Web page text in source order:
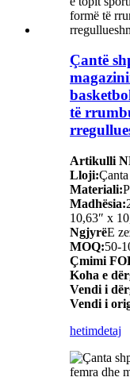
Çantë
të
Artikulli
Lloji:
Materiali:
Madhësia:
10,63″ x
NgjyrëE
MOQ:50-
Çmimi
Koha e
Vendi i
Vendi i
hetimdetaj